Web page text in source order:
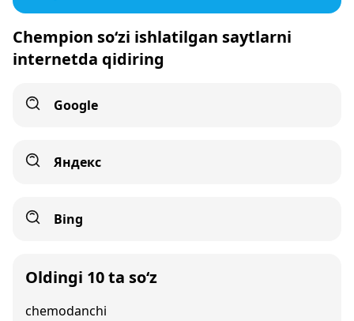
Chempion so‘zi ishlatilgan saytlarni
internetda qidiring
Google
Яндекс
Bing
Oldingi 10 ta so‘z
chemodanchi